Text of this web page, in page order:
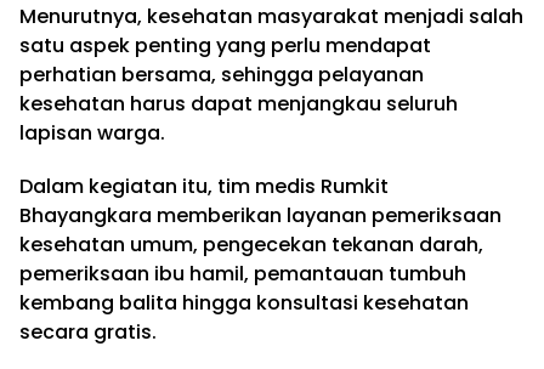
Menurutnya, kesehatan masyarakat menjadi salah
satu aspek penting yang perlu mendapat
perhatian bersama, sehingga pelayanan
kesehatan harus dapat menjangkau seluruh
lapisan warga.
Dalam kegiatan itu, tim medis Rumkit
Bhayangkara memberikan layanan pemeriksaan
kesehatan umum, pengecekan tekanan darah,
pemeriksaan ibu hamil, pemantauan tumbuh
kembang balita hingga konsultasi kesehatan
secara gratis.